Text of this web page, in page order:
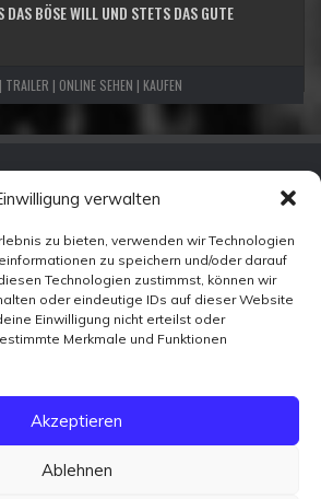
verwalten
zu bieten, verwenden wir Technologien
zu speichern und/oder darauf
Technologien zustimmst, können wir
oder eindeutige IDs auf dieser Website
Einwilligung nicht erteilst oder
Merkmale und Funktionen
Akzeptieren
Ablehnen
BÖSE WILL UND STETS DAS GUTE
TRAILER | ONLINE SEHEN | KAUFEN